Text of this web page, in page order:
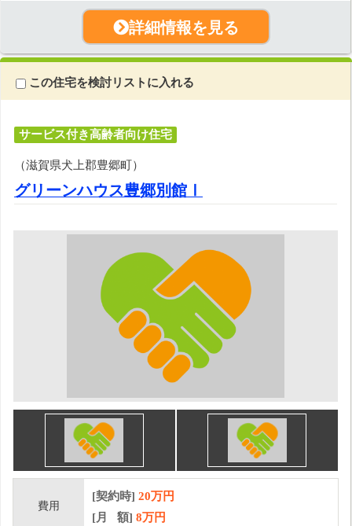
詳細情報を見る
この住宅を検討リストに入れる
サービス付き高齢者向け住宅
（滋賀県犬上郡豊郷町）
グリーンハウス豊郷別館Ⅰ
費用
[契約時] 20万円
[月 額] 8万円